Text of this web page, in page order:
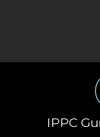
IPPC